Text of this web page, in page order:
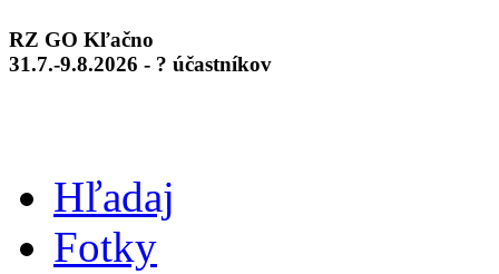
RZ GO Kľačno
31.7.-9.8.2026 - ? účastníkov
Hľadaj
Fotky